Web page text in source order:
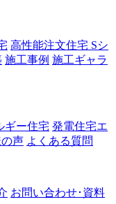
高性能注文住宅 Sシ
施工事例 施工ギャラ
ギー住宅 発電住宅エ
声 よくある質問
お問い合わせ･資料